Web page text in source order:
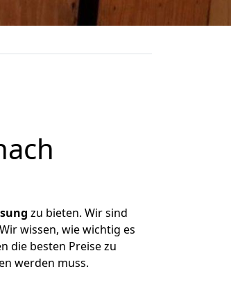
zu bieten. Wir sind
wissen, wie wichtig es
die besten Preise zu
werden muss.